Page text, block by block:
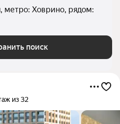
метро: Ховрино, рядом:
поиск
из 32